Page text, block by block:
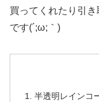
買ってくれたり引
です(´;ω;｀)
半透明レインコ